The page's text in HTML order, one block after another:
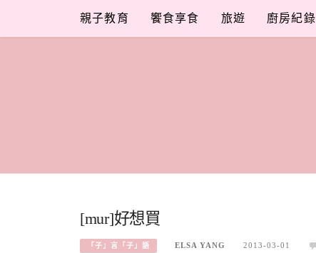
content
親子教育 饗食享食 旅遊 廚房紀錄
[mur]好想買
「子」言「子」語 ELSA YANG 2013-03-01